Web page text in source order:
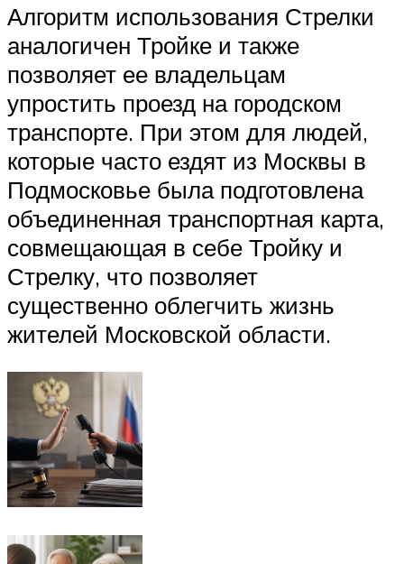
Алгоритм использования Стрелки
аналогичен Тройке и также
позволяет ее владельцам
упростить проезд на городском
транспорте. При этом для людей,
которые часто ездят из Москвы в
Подмосковье была подготовлена
объединенная транспортная карта,
совмещающая в себе Тройку и
Стрелку, что позволяет
существенно облегчить жизнь
жителей Московской области.